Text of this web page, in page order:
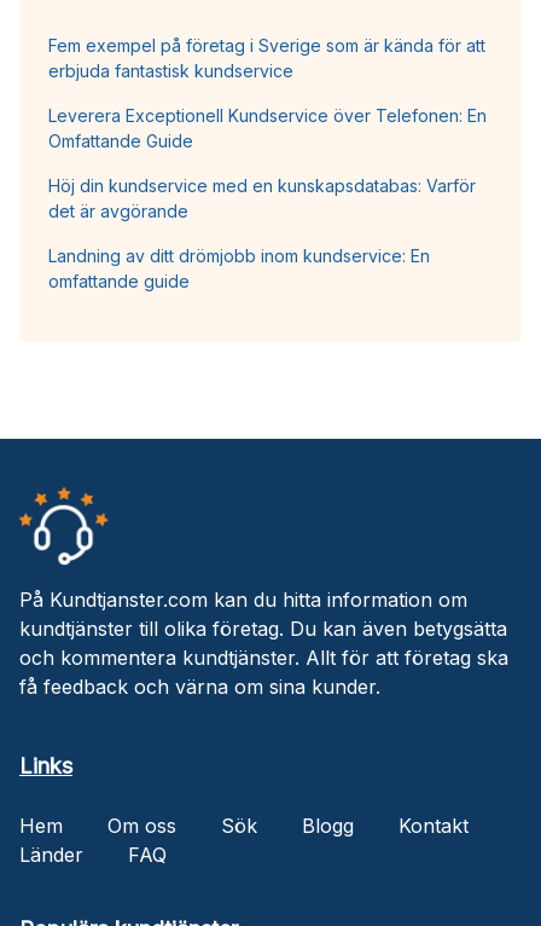
Fem exempel på företag i Sverige som är kända för att
erbjuda fantastisk kundservice
Leverera Exceptionell Kundservice över Telefonen: En
Omfattande Guide
Höj din kundservice med en kunskapsdatabas: Varför
det är avgörande
Landning av ditt drömjobb inom kundservice: En
omfattande guide
På Kundtjanster.com kan du hitta information om
kundtjänster till olika företag. Du kan även betygsätta
och kommentera kundtjänster. Allt för att företag ska
få feedback och värna om sina kunder.
Links
Hem Om oss Sök Blogg
Kontakt
Länder
FAQ